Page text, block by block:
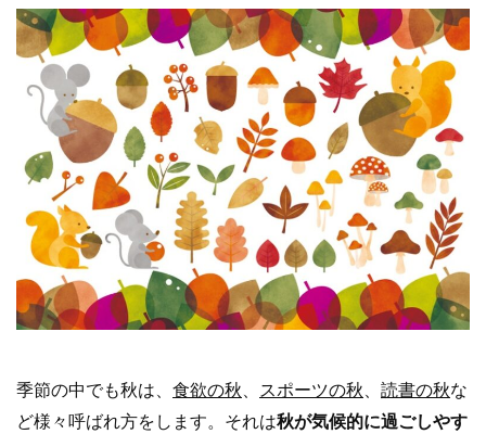
季節の中でも秋は、 食欲の秋 スポーツの秋 読書の秋な
ど様々呼ばれ方をします。それは秋が気候的に過ごしやす